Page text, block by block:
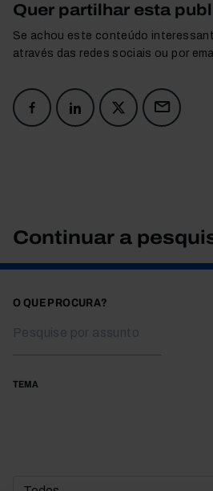
Quer partilhar esta
Se achou este conteúdo
através das redes sociais ou por
Continuar a
O QUE PROCURA?
TEMA